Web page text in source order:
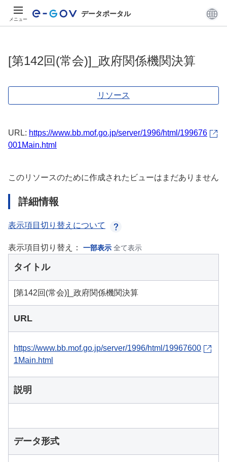
メニュー
データポータル
[第142回(常会)]_政府関係機関決算
リソース
URL: https://www.bb.mof.go.jp/server/1996/html/199676
001Main.html
このリソースのために作成されたビューはまだありません
詳細情報
表示項目切り替えについて
表示項目切り替え： 一部表示 全て表示
タイトル
[第142回(常会)]_政府関係機関決算
URL
https://www.bb.mof.go.jp/server/1996/html/19967600
1Main.html
説明
データ形式